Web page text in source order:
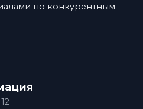
по конкурентным